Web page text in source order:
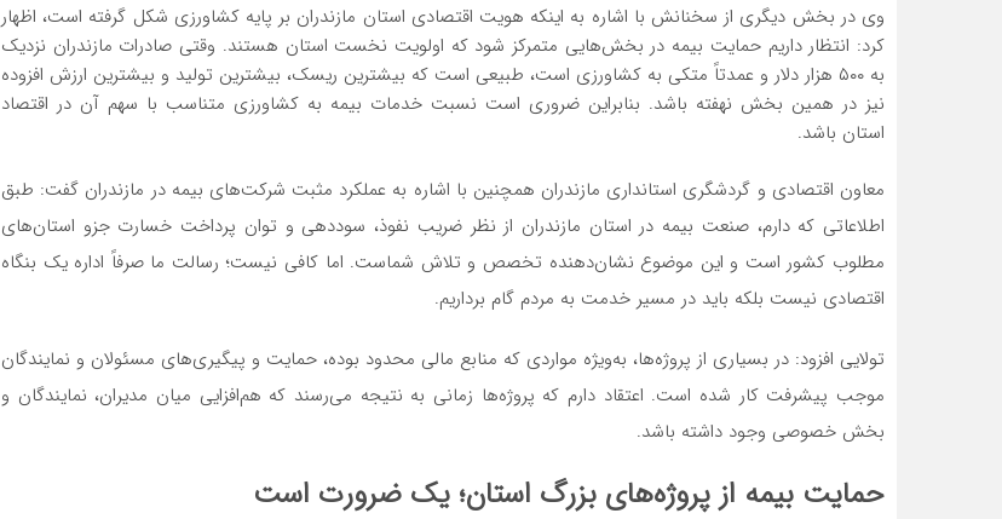
وی در بخش دیگری از سخنانش با اشاره به اینکه هویت اقتصادی استان مازندران بر پایه کشاورزی شکل گرفته است، اظهار
کرد: انتظار داریم حمایت بیمه در بخش‌هایی متمرکز شود که اولویت نخست استان هستند. وقتی صادرات مازندران نزدیک
به ۵۰۰ هزار دلار و عمدتاً متکی به کشاورزی است، طبیعی است که بیشترین ریسک، بیشترین تولید و بیشترین ارزش افزوده
نیز در همین بخش نهفته باشد. بنابراین ضروری است نسبت خدمات بیمه به کشاورزی متناسب با سهم آن در اقتصاد
استان باشد.
معاون اقتصادی و گردشگری استانداری مازندران همچنین با اشاره به عملکرد مثبت شرکت‌های بیمه در مازندران گفت: طبق
اطلاعاتی که دارم، صنعت بیمه در استان مازندران از نظر ضریب نفوذ، سوددهی و توان پرداخت خسارت جزو استان‌های
مطلوب کشور است و این موضوع نشان‌دهنده تخصص و تلاش شماست. اما کافی نیست؛ رسالت ما صرفاً اداره یک بنگاه
اقتصادی نیست بلکه باید در مسیر خدمت به مردم گام برداریم.
تولایی افزود: در بسیاری از پروژه‌ها، به‌ویژه مواردی که منابع مالی محدود بوده، حمایت و پیگیری‌های مسئولان و نمایندگان
موجب پیشرفت کار شده است. اعتقاد دارم که پروژه‌ها زمانی به نتیجه می‌رسند که هم‌افزایی میان مدیران، نمایندگان و
بخش خصوصی وجود داشته باشد.
حمایت بیمه از پروژه‌های بزرگ استان؛ یک ضرورت است